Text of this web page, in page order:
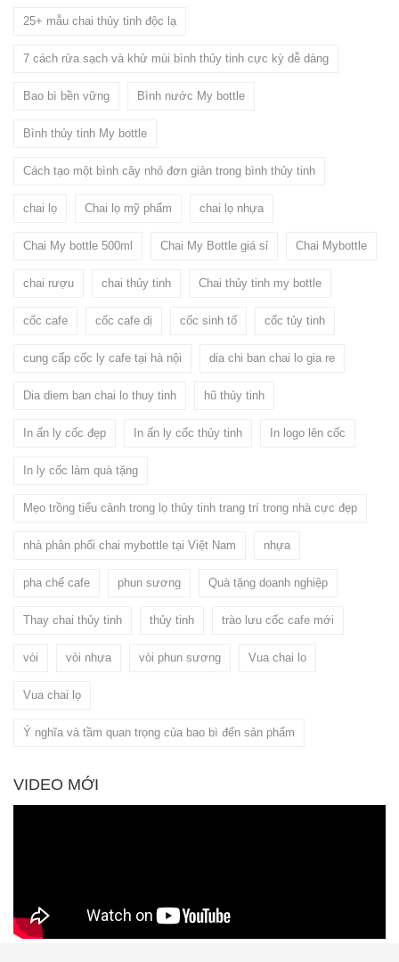
25+ mẫu chai thủy tinh độc lạ
7 cách rửa sạch và khử mùi bình thủy tinh cực kỳ dễ dàng
Bao bì bền vững Bình nước My bottle
Bình thủy tinh My bottle
Cách tạo một bình cây nhỏ đơn giản trong bình thủy tinh
chai lọ Chai lọ mỹ phẩm chai lọ nhựa
Chai My bottle 500ml Chai My Bottle giá sỉ Chai Mybottle
chai rượu chai thủy tinh Chai thủy tinh my bottle
cốc cafe cốc cafe dị cốc sinh tố cốc tủy tinh
cung cấp cốc ly cafe tại hà nội dia chi ban chai lo gia re
Dia diem ban chai lo thuy tinh hũ thủy tinh
In ấn ly cốc đẹp In ấn ly cốc thủy tinh In logo lên cốc
In ly cốc làm quà tặng
Mẹo trồng tiểu cảnh trong lọ thủy tinh trang trí trong nhà cực đẹp
nhà phân phối chai mybottle tại Việt Nam nhựa
pha chế cafe phun sương Quà tặng doanh nghiệp
Thay chai thủy tinh thủy tinh trào lưu cốc cafe mới
vòi vòi nhựa vòi phun sương Vua chai lo
Vua chai lọ
Ý nghĩa và tầm quan trọng của bao bì đến sản phẩm
VIDEO MỚI